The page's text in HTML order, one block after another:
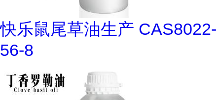
快乐鼠尾草油生产 CAS8022-
56-8